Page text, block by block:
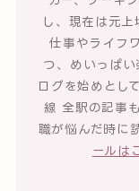
し、現在は元上
仕事やライフ
つ、めいっぱ
ログを始めとし
線 全駅の記事
職が悩んだ時に
ールは